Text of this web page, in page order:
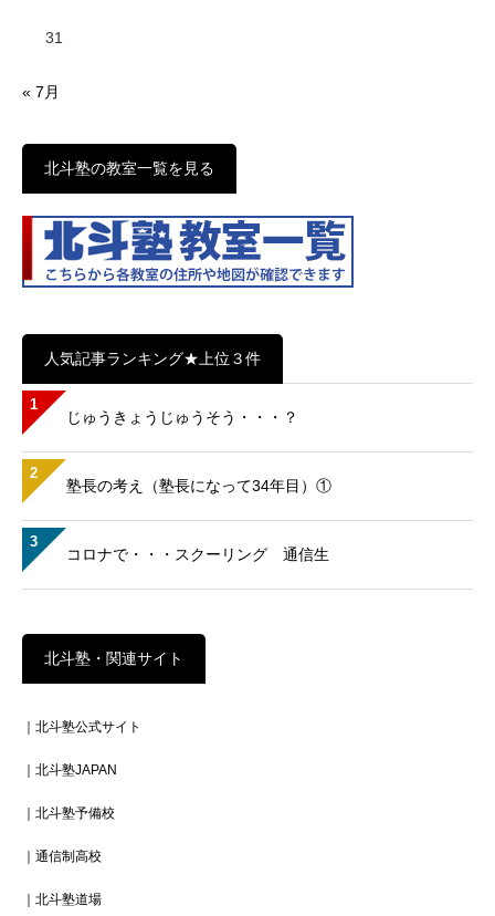
31
« 7月
北斗塾の教室一覧を見る
人気記事ランキング★上位３件
1
じゅうきょうじゅうそう・・・？
2
塾長の考え（塾長になって34年目）①
3
コロナで・・・スクーリング 通信生
北斗塾・関連サイト
｜北斗塾公式サイト
｜北斗塾JAPAN
｜北斗塾予備校
｜通信制高校
｜北斗塾道場